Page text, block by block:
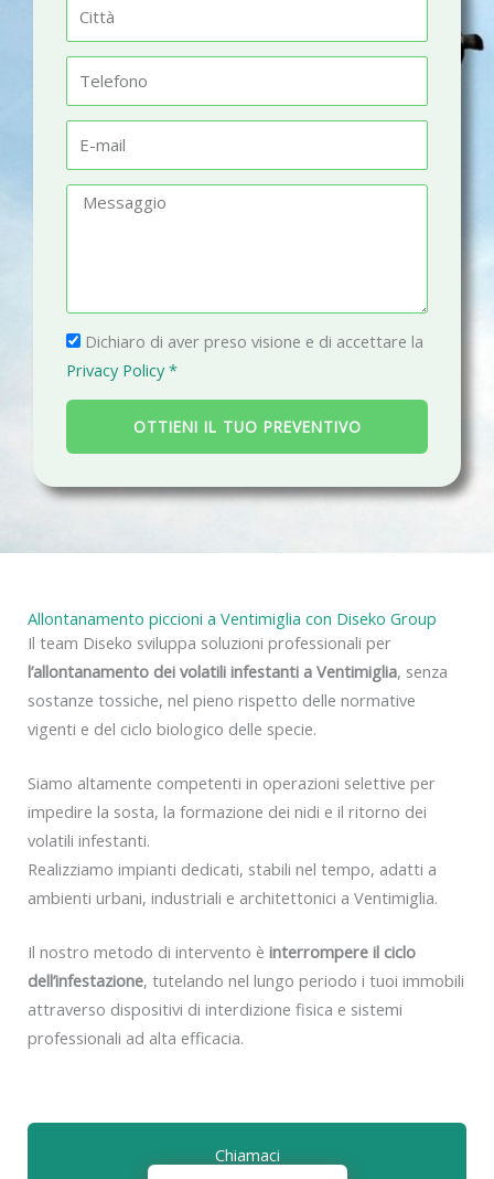
t
à
l
fm
a
g
g
i
P
r
i
a
c
Dichiaro di aver preso visione e di accettare la
Privacy Policy *
OTTIENI IL TUO PREVENTIVO
Allontanamento piccioni a Ventimiglia con Diseko Group
Il team Diseko sviluppa soluzioni professionali per
l’allontanamento dei volatili infestanti a Ventimiglia, senza
sostanze tossiche, nel pieno rispetto delle normative
vigenti e del ciclo biologico delle specie.
Siamo altamente competenti in operazioni selettive per
impedire la sosta, la formazione dei nidi e il ritorno dei
volatili infestanti.
Realizziamo impianti dedicati, stabili nel tempo, adatti a
ambienti urbani, industriali e architettonici a Ventimiglia.
Il nostro metodo di intervento è interrompere il ciclo
dell’infestazione, tutelando nel lungo periodo i tuoi immobili
attraverso dispositivi di interdizione fisica e sistemi
professionali ad alta efficacia.
Chiamaci